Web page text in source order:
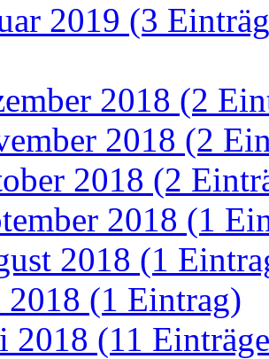
2019 (3
2018 (2
2018 (2
2018 (2
2018 (1
2018 (1
(1 Eintrag)
2018 (11